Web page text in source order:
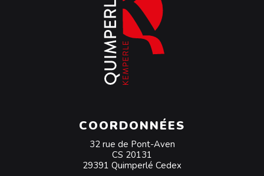
COORDONNÉES
32 rue de Pont-Aven
CS 20131
29391 Quimperlé Cedex